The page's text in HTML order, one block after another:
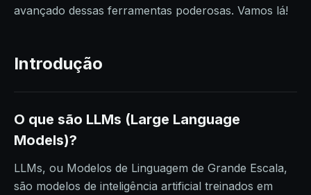
avançado dessas ferramentas poderosas. Vamos lá!
Introdução
O que são LLMs (Large Language
Models)?
LLMs, ou Modelos de Linguagem de Grande Escala,
são modelos de inteligência artificial treinados em